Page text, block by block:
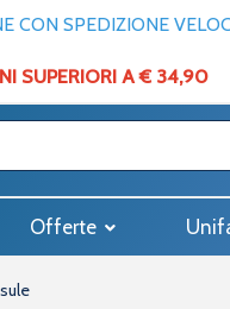
CON SPEDIZIONE
SUPERIORI A € 34,90
Offerte